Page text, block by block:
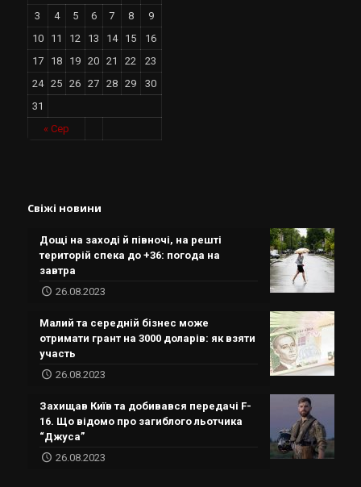
« Сер
3
4 5 6 7 8
9
10
11 12 13 14 15
16
17
18 19 20 21 22
23
24
25 26 27 28 29
30
31
Свіжі новини
Дощі на заході й півночі, на решті
територій спека до +36: погода на
завтра
26.08.2023
Малий та середній бізнес може
отримати грант на 3000 доларів: як взяти
участь
26.08.2023
Захищав Київ та добивався передачі F-
16. Що відомо про загиблого льотчика
“Джуса”
26.08.2023